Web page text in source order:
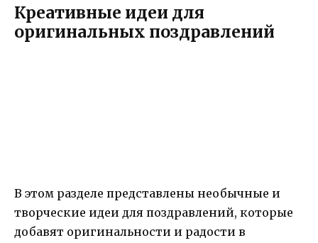
Креативные идеи для
оригинальных поздравлений
В этом разделе представлены необычные и
творческие идеи для поздравлений, которые
добавят оригинальности и радости в